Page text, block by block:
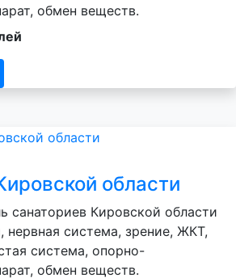
обмен веществ.
области
санаториев Кировской области
нервная система, зрение, ЖКТ,
система, опорно-
обмен веществ.